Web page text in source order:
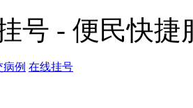
号 - 便民快捷
病例 在线挂号